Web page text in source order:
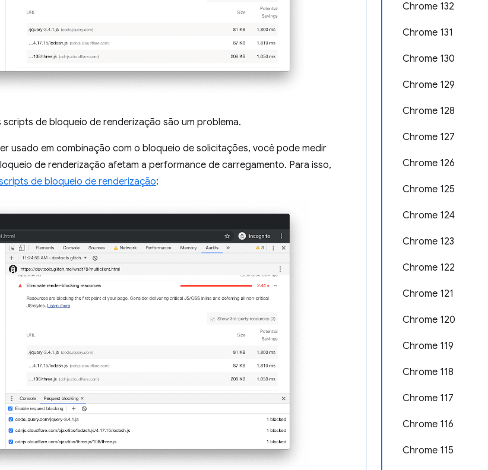
Chrome 132
Chrome 131
Chrome 130
Chrome 129
Chrome 128
Chrome 127
Chrome 126
Chrome 125
Chrome 124
Chrome 123
Chrome 122
Chrome 121
Chrome 120
Chrome 119
Chrome 118
Chrome 117
Chrome 116
Chrome 115
de bloqueio de renderização são um problema.
usado em combinação com o bloqueio de solicitações, você pode medir
de renderização afetam a performance de carregamento. Para isso,
de bloqueio de renderização: